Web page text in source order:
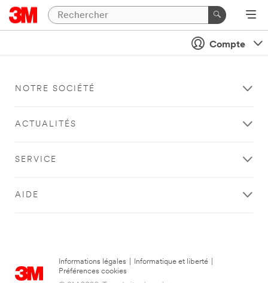
Compte
NOTRE SOCIÉTÉ
ACTUALITÉS
SERVICE
AIDE
Informations légales Informatique et liberté
Préférences cookies